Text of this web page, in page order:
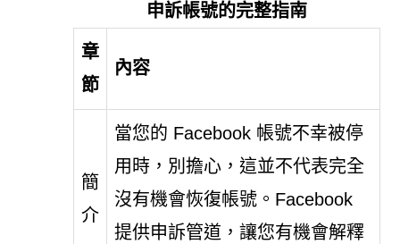
申訴帳號的完整指南
章
節
內容
簡
介
當您的 Facebook 帳號不幸被停
用時，別擔心，這並不代表完全
沒有機會恢復帳號。Facebook
提供申訴管道，讓您有機會解釋